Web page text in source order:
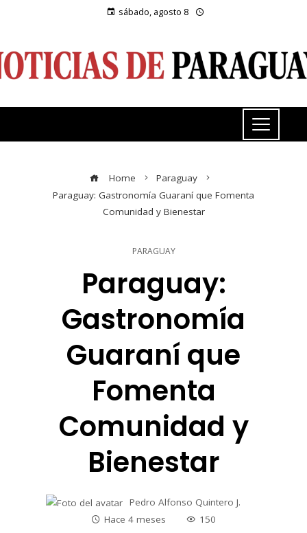
sábado, agosto 8
Home
Paraguay
Paraguay: Gastronomía Guaraní que Fomenta
Comunidad y Bienestar
PARAGUAY
Paraguay:
Gastronomía
Guaraní que
Fomenta
Comunidad y
Bienestar
Pedro Alfonso Quintero J.
Hace 4 meses
150